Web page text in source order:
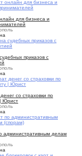
для бизнeca и
приказов с
со страховки по
Юрист
административным делам